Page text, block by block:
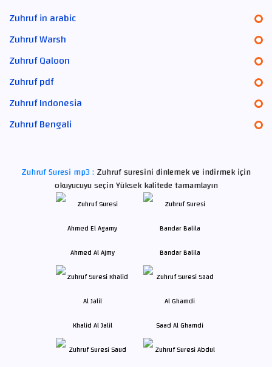
Zuhruf in arabic
Zuhruf Warsh
Zuhruf Qaloon
Zuhruf pdf
Zuhruf Indonesia
Zuhruf Bengali
Zuhruf Suresi mp3 : Zuhruf suresini dinlemek ve indirmek için
okuyucuyu seçin Yüksek kalitede tamamlayın
Ahmed Al Ajmy Bandar Balila
Khalid Al Jalil Saad Al Ghamdi